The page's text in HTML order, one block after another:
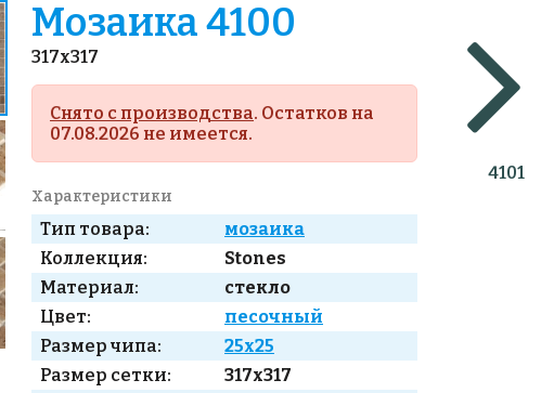
4101
Мозаика 4100
317x317
Снято с производства. Остатков на
07.08.2026 не имеется.
Характеристики
Тип товара:
мозаика
Коллекция:
Stones
Материал:
стекло
Цвет:
песочный
Размер чипа:
25x25
Размер сетки:
317x317